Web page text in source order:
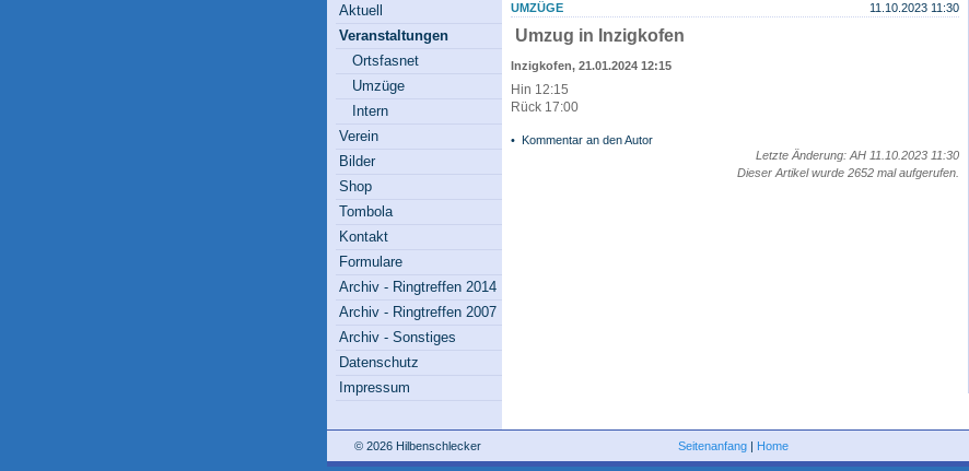
Aktuell
Veranstaltungen
Ortsfasnet
Umzüge
Intern
Verein
Bilder
Shop
Tombola
Kontakt
Formulare
Archiv - Ringtreffen 2014
Archiv - Ringtreffen 2007
Archiv - Sonstiges
Datenschutz
Impressum
UMZÜGE
11.10.2023 11:30
Umzug in Inzigkofen
Inzigkofen, 21.01.2024 12:15
Hin 12:15
Rück 17:00
• Kommentar an den Autor
Letzte Änderung: AH 11.10.2023 11:30
Dieser Artikel wurde 2652 mal aufgerufen.
© 2026 Hilbenschlecker Seitenanfang | Home